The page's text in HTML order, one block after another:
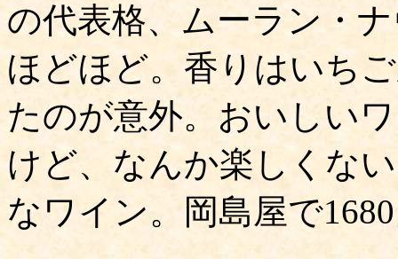
の代表格、ムーラン・
ほどほど。香りはいち
たのが意外。おいしい
けど、なんか楽しくな
なワイン。岡島屋で